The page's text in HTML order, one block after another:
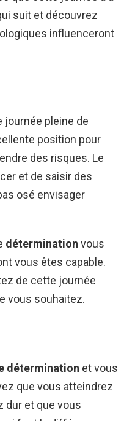
suit et découvrez
influenceront
journée pleine de
position pour
des risques. Le
et de saisir des
osé envisager
détermination vous
vous êtes capable.
de cette journée
vous souhaitez.
détermination et vous
que vous atteindrez
dur et que vous